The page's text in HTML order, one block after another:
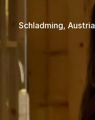
Schladming, Austria